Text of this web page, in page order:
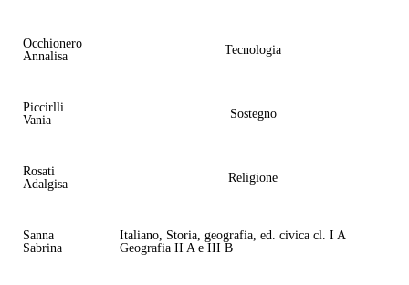
Occhionero
Annalisa
Tecnologia
Piccirlli
Vania
Sostegno
Rosati
Adalgisa
Religione
Sanna
Sabrina
Italiano, Storia, geografia, ed. civica cl. I A
Geografia II A e III B